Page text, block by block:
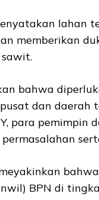
lahan
memberikan
bahwa
dan daerah
para pemimpin
BPN di